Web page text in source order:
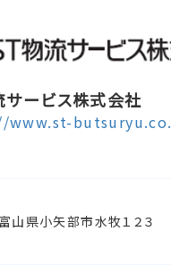
サービス株式会社
www.st-
富山県小矢部市水牧１２３